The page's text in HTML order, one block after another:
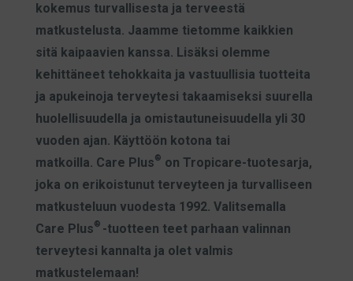
kokemus turvallisesta ja terveestä
matkustelusta. Jaamme tietomme kaikkien
sitä kaipaavien kanssa. Lisäksi olemme
kehittäneet tehokkaita ja vastuullisia tuotteita
ja apukeinoja terveytesi takaamiseksi suurella
huolellisuudella ja omistautuneisuudella yli 30
vuoden ajan. Käyttöön kotona tai
matkoilla. Care Plus® on Tropicare-tuotesarja,
joka on erikoistunut terveyteen ja turvalliseen
matkusteluun vuodesta 1992. Valitsemalla
Care Plus® -tuotteen teet parhaan valinnan
terveytesi kannalta ja olet valmis
matkustelemaan!